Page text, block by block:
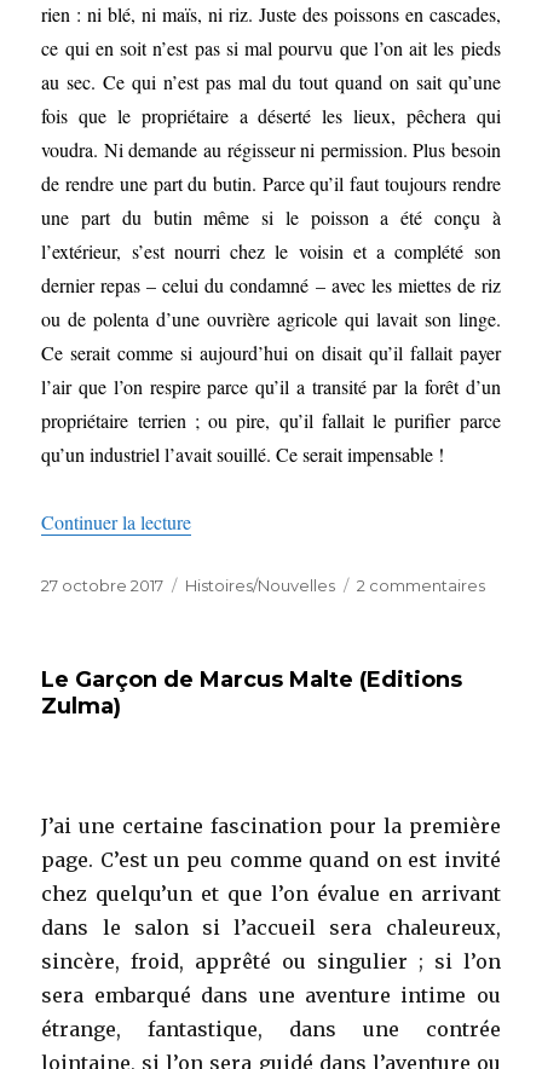
rien : ni blé, ni maïs, ni riz. Juste des poissons en cascades,
ce qui en soit n’est pas si mal pourvu que l’on ait les pieds
au sec. Ce qui n’est pas mal du tout quand on sait qu’une
fois que le propriétaire a déserté les lieux, pêchera qui
voudra. Ni demande au régisseur ni permission. Plus besoin
de rendre une part du butin. Parce qu’il faut toujours rendre
une part du butin même si le poisson a été conçu à
l’extérieur, s’est nourri chez le voisin et a complété son
dernier repas – celui du condamné – avec les miettes de riz
ou de polenta d’une ouvrière agricole qui lavait son linge.
Ce serait comme si aujourd’hui on disait qu’il fallait payer
l’air que l’on respire parce qu’il a transité par la forêt d’un
propriétaire terrien ; ou pire, qu’il fallait le purifier parce
qu’un industriel l’avait souillé. Ce serait impensable !
Continuer la lecturede « Puisque les hommes sont des sauvages »
Publié
27 octobre 2017 Catégories
Histoires/Nouvelles 2 commentairessur
Le Garçon de Marcus Malte (Editions
Zulma)
J’ai une certaine fascination pour la première
page. C’est un peu comme quand on est invité
chez quelqu’un et que l’on évalue en arrivant
dans le salon si l’accueil sera chaleureux,
sincère, froid, apprêté ou singulier ; si l’on
sera embarqué dans une aventure intime ou
étrange, fantastique, dans une contrée
lointaine, si l’on sera guidé dans l’aventure ou